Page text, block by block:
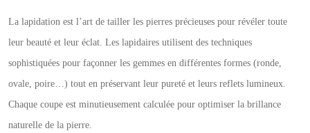
La lapidation est l’art de tailler les pierres précieuses pour révéler toute
leur beauté et leur éclat. Les lapidaires utilisent des techniques
sophistiquées pour façonner les gemmes en différentes formes (ronde,
ovale, poire…) tout en préservant leur pureté et leurs reflets lumineux.
Chaque coupe est minutieusement calculée pour optimiser la brillance
naturelle de la pierre.